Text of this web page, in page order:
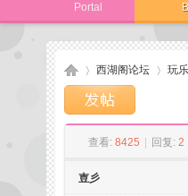
Portal
西湖阁论坛
›
玩
查看: 8425 回复: 2
壴彡